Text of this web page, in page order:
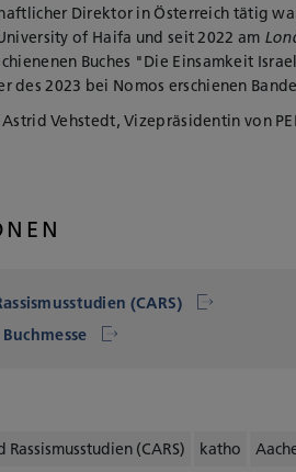
Direktor in Österreich tätig
of Haifa und seit 2022 am
Buches "Die Einsamkeit
des 2023 bei Nomos erschienen
Vehstedt, Vizepräsidentin von
(CARS)
(CARS) katho